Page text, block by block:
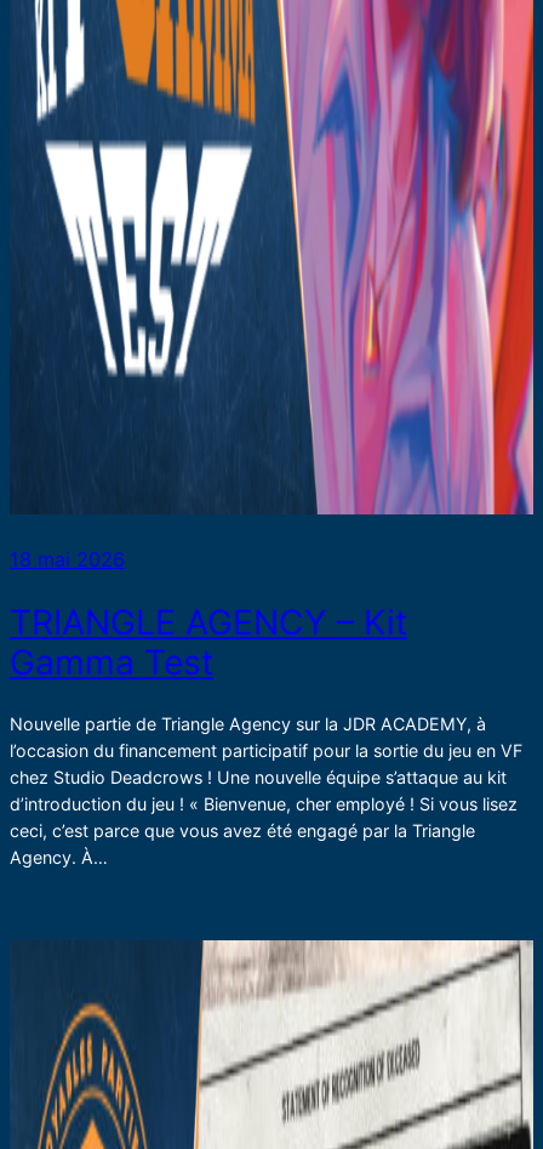
18 mai 2026
TRIANGLE AGENCY – Kit
Gamma Test
Nouvelle partie de Triangle Agency sur la JDR ACADEMY, à
l’occasion du financement participatif pour la sortie du jeu en VF
chez Studio Deadcrows ! Une nouvelle équipe s’attaque au kit
d’introduction du jeu ! « Bienvenue, cher employé ! Si vous lisez
ceci, c’est parce que vous avez été engagé par la Triangle
Agency. À…